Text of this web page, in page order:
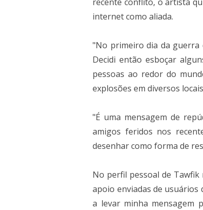
internet como aliada.
"No primeiro dia da guerra
Decidi então esboçar
pessoas ao redor do
explosões em diversos
"É uma mensagem de
amigos feridos nos
desenhar como forma de
No perfil pessoal de Tawfik
apoio enviadas de usuários
a levar minha mensagem